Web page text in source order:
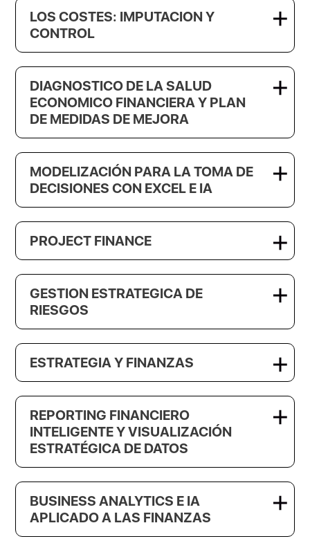
LOS COSTES: IMPUTACION Y
CONTROL
DIAGNOSTICO DE LA SALUD
ECONOMICO FINANCIERA Y PLAN
DE MEDIDAS DE MEJORA
MODELIZACIÓN PARA LA TOMA DE
DECISIONES CON EXCEL E IA
PROJECT FINANCE
GESTION ESTRATEGICA DE
RIESGOS
ESTRATEGIA Y FINANZAS
REPORTING FINANCIERO
INTELIGENTE Y VISUALIZACIÓN
ESTRATÉGICA DE DATOS
BUSINESS ANALYTICS E IA
APLICADO A LAS FINANZAS